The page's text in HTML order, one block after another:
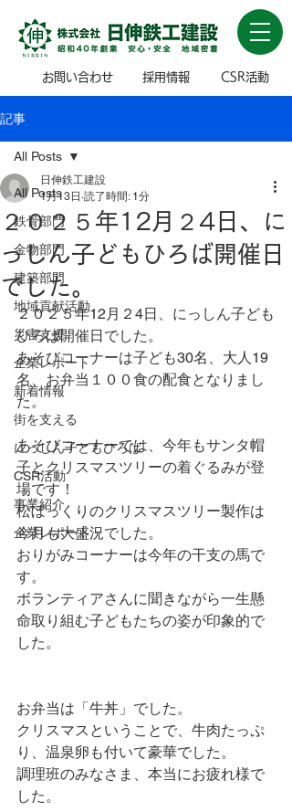
お問い合わせ 採用情報 CSR活動
記事
All Posts
鉄骨部門
金物部門
建築部門
地域貢献活動
災害支援
企業レポート
新着情報
街を支える
にっしん子どもひろば
CSR活動
事業紹介
企業レポート
All Posts
２０２５年12月２4日、に
っしん子どもひろば開催日
でした。
日伸鉄工建設
1月13日 読了時間: 1分
２０２５年12月２4日、にっしん子ども
ひろば開催日でした。
あそびコーナーは子ども30名、大人19
名、お弁当１００食の配食となりまし
た。
あそびコーナーでは、今年もサンタ帽
子とクリスマスツリーの着ぐるみが登
場です！
松ぼっくりのクリスマスツリー製作は
今月も大盛況でした。
おりがみコーナーは今年の干支の馬で
す。
ボランティアさんに聞きながら一生懸
命取り組む子どもたちの姿が印象的で
した。
お弁当は「牛丼」でした。
クリスマスということで、牛肉たっぷ
り、温泉卵も付いて豪華でした。
調理班のみなさま、本当にお疲れ様で
した。